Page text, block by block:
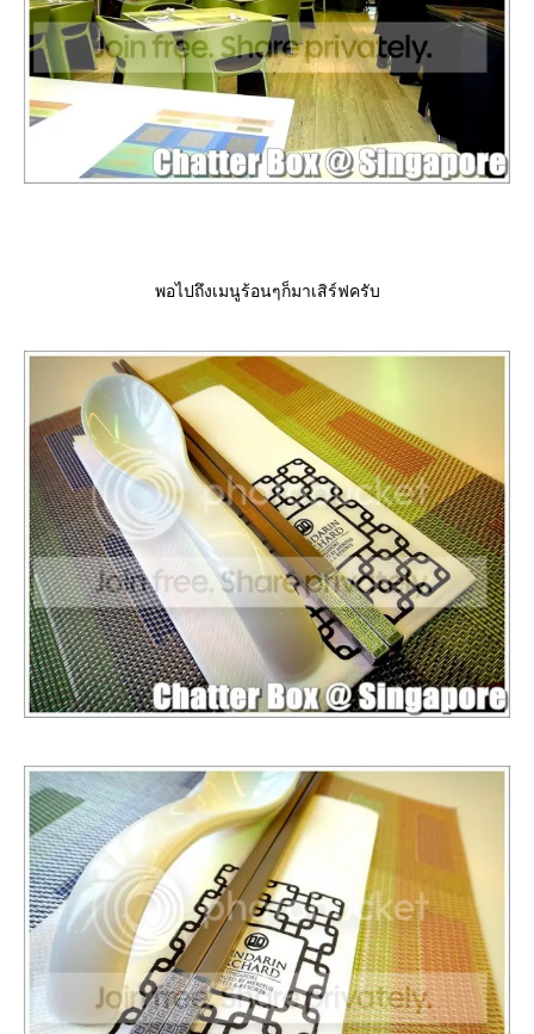
พอไปถึงเมนูร้อนๆก็มาเสิร์ฟครับ